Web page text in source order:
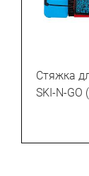
Стяжка
SKI-N-GO